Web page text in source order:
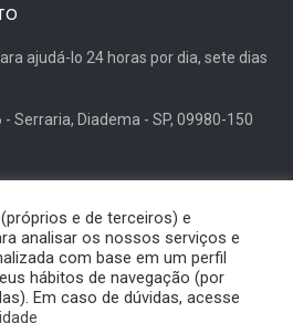
ajudá-lo 24 horas por dia, sete dias
Serraria, Diadema - SP, 09980-150
direitos reservados. Desenvolvido por
e de terceiros) e
analisar os nossos serviços e
com base em um perfil
hábitos de navegação (por
Em caso de dúvidas, acesse